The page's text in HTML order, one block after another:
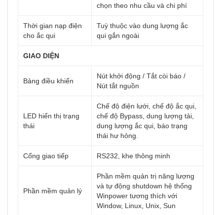
chọn theo nhu cầu và chi phí
Thời gian nạp điện
cho ắc qui
Tuỳ thuộc vào dung lượng ắc
qui gắn ngoài
GIAO DIỆN
Bảng điều khiển
Nút khởi động / Tắt còi báo /
Nút tắt nguồn
LED hiển thị trạng
thái
Chế độ điện lưới, chế độ ắc qui,
chế độ Bypass, dung lượng tải,
dung lượng ắc qui, báo trạng
thái hư hỏng.
Cổng giao tiếp RS232, khe thông minh
Phần mềm quản lý
Phần mềm quản trị năng lượng
và tự động shutdown hệ thống
Winpower tương thích với
Window, Linux, Unix, Sun